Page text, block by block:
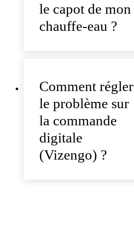
le capot de mon
chauffe-eau ?
Comment régler
le problème sur
la commande
digitale
(Vizengo) ?